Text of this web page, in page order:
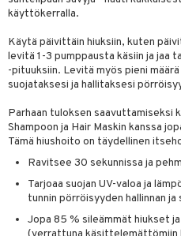
käyttökerralla.
Käytä päivittäin hiuksiin, kuten
levitä 1-3 pumppausta käsiin ja jaa
-pituuksiin. Levitä myös pieni
suojataksesi ja hallitaksesi
Parhaan tuloksen saavuttamiseksi
Shampoon ja Hair Maskin kanssa
Tämä hiushoito on täydellinen
Ravitsee 30 sekunnissa ja
Tarjoaa suojan UV-valoa ja
tunnin pörröisyyden hallinnan ja
Jopa 85 % sileämmät hiukset
Huulten Hoito
Happy
Happy For Men
Miehille
& Soujaus
& Ihonpuhdistus